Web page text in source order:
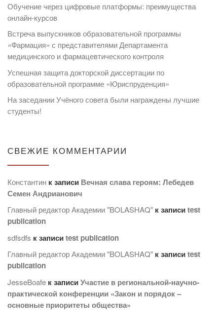
Обучение через цифровые платформы: преимущества
онлайн-курсов
Встреча выпускников образовательной программы
«Фармация» с представителями Департамента
медицинского и фармацевтического контроля
Успешная защита докторской диссертации по
образовательной программе «Юриспруденция»
На заседании Учёного совета были награждены лучшие
студенты!
СВЕЖИЕ КОММЕНТАРИИ
Константин к записи Вечная слава героям: Лебедев
Семен Андрианович
Главный редактор Академии "BOLASHAQ" к записиtest
publication
sdfsdfs к записиtest publication
Главный редактор Академии "BOLASHAQ" к записиtest
publication
JesseBoafe к записиУчастие в региональной-научно-
практической конференции «Закон и порядок –
основные приоритеты общества»